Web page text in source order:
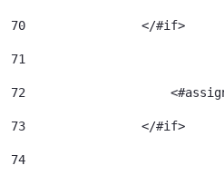
70
                </#if>
71
72
73
                </#if>
74